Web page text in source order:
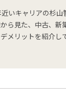
いキャリアの杉山
ら見た、中古、新
メリットを紹介し